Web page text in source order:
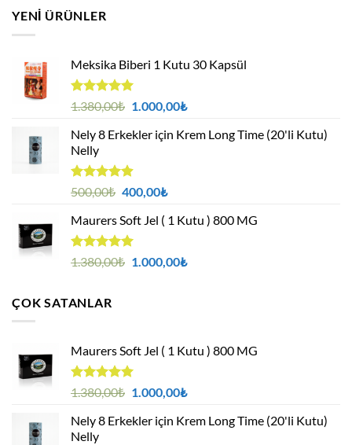
YENI ÜRÜNLER
Meksika Biberi 1 Kutu 30 Kapsül
5 üzerinden
oy
aldı
1.380,00₺ Orijinal
1.380,00₺.
1.000,00₺Şu
fiyat:
Nely 8 Erkekler için Krem Long Time (20'li Kutu)
Nelly
5 üzerinden
oy
aldı
500,00₺ Orijinal
500,00₺.
400,00₺Şu
fiyat:
Maurers Soft Jel ( 1 Kutu ) 800 MG
5 üzerinden
oy
1.380,00₺ Orijinal
1.000,00₺Şu
ÇOK SATANLAR
Maurers Soft Jel ( 1 Kutu ) 800 MG
5 üzerinden
oy
aldı
1.380,00₺ Orijinal
1.380,00₺.
1.000,00₺Şu
fiyat:
Nely 8 Erkekler için Krem Long Time (20'li Kutu)
Nelly